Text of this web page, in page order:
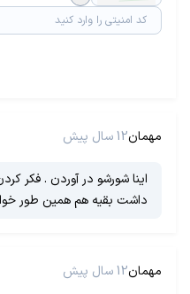
مهمان12 سال پیش
اینا شورشو در آوردن . فکر
داشت بقیه هم همین طور
مهمان12 سال پیش